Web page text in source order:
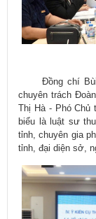
Đồng chí Bùi
chuyên trách
Thị Hà - Phó Chủ
biểu là luật sư
tỉnh, chuyên gia
tỉnh, đại diện sở,